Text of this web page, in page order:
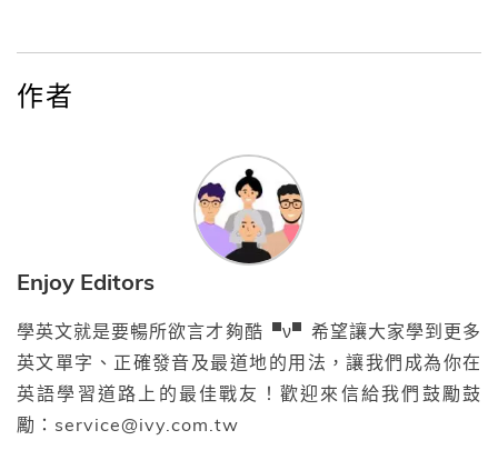
作者
Enjoy Editors
學英文就是要暢所欲言才夠酷▝ν▘希望讓大家學到更多
英文單字、正確發音及最道地的用法，讓我們成為你在
英語學習道路上的最佳戰友！歡迎來信給我們鼓勵鼓
勵：service@ivy.com.tw